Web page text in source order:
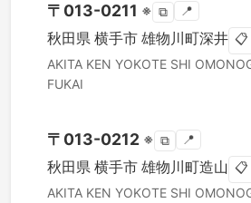
〒 013-0211 ※ ⧉ 📍
秋田県 横手市 雄物川町深井 📋
AKITA KEN YOKOTE SHI
FUKAI
〒 013-0212 ※ ⧉ 📍
秋田県 横手市 雄物川町造山 📋
AKITA KEN YOKOTE SHI